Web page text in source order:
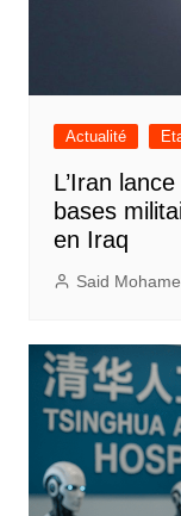
Actualité
L’Iran
bases
en Iraq
Said